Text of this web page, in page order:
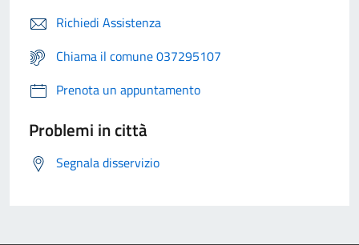
Richiedi Assistenza
Chiama il comune 037295107
Prenota un appuntamento
Problemi in città
Segnala disservizio